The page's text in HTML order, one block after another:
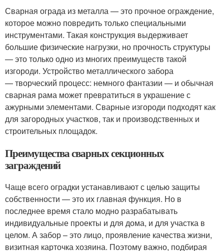
Сварная ограда из металла — это прочное ограждение,
которое можно повредить только специальными
инструментами. Такая конструкция выдерживает
большие физические нагрузки, но прочность структуры
— это только одно из многих преимуществ такой
изгороди. Устройство металлического забора
— творческий процесс: немного фантазии — и обычная
сварная рама может превратиться в украшение с
ажурными элементами. Сварные изгороди подходят как
для загородных участков, так и производственных и
строительных площадок.
Преимущества сварных секционных
заграждений
Чаще всего оградки устанавливают с целью защиты
собственности — это их главная функция. Но в
последнее время стало модно разрабатывать
индивидуальные проекты и для дома, и для участка в
целом. А забор – это лицо, проявление качества жизни,
визитная карточка хозяина. Поэтому важно, подбирая